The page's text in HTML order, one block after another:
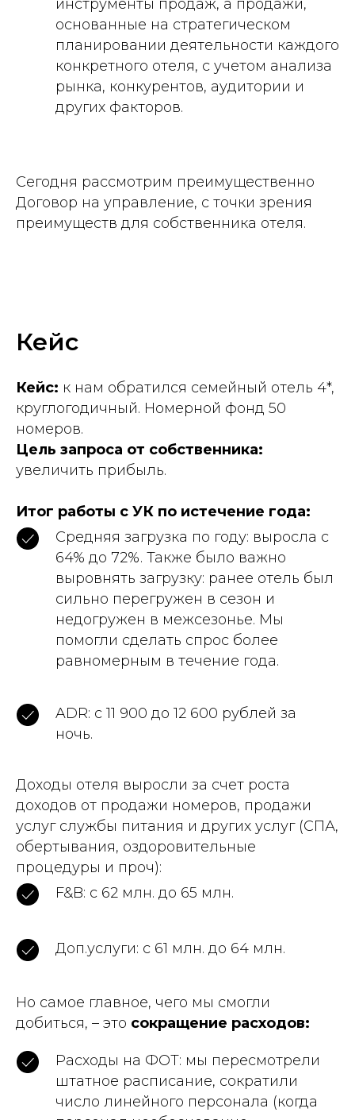
инструменты продаж, а продажи,
основанные на стратегическом
планировании деятельности каждого
конкретного отеля, с учетом анализа
рынка, конкурентов, аудитории и
других факторов.
Сегодня рассмотрим преимущественно
Договор на управление, с точки зрения
преимуществ для собственника отеля.
Кейс
Кейс: к нам обратился семейный отель 4*,
круглогодичный. Номерной фонд 50
номеров.
Цель запроса от собственника:
увеличить прибыль.
Итог работы с УК по истечение года:
Средняя загрузка по году: выросла с
64% до 72%. Также было важно
выровнять загрузку: ранее отель был
сильно перегружен в сезон и
недогружен в межсезонье. Мы
помогли сделать спрос более
равномерным в течение года.
ADR: с 11 900 до 12 600 рублей за
ночь.
Доходы отеля выросли за счет роста
доходов от продажи номеров, продажи
услуг службы питания и других услуг (СПА,
обертывания, оздоровительные
процедуры и проч):
F&B: с 62 млн. до 65 млн.
Доп.услуги: с 61 млн. до 64 млн.
Но самое главное, чего мы смогли
добиться, – это сокращение расходов:
Расходы на ФОТ: мы пересмотрели
штатное расписание, сократили
число линейного персонала (когда